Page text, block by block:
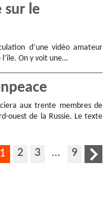
sur le
d’une vidéo amateur
On y voit une…
aux trente membres de
ouest de la Russie. Le texte
1 2 3 … 9